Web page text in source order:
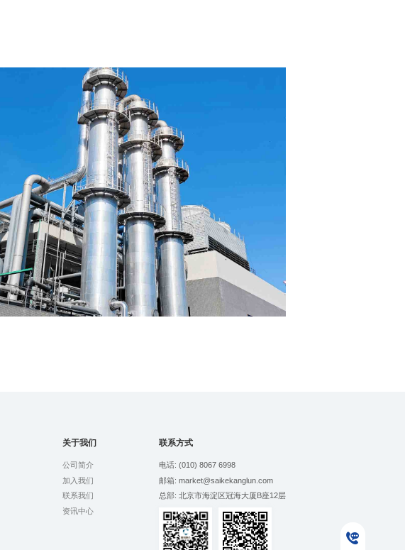

关于我们
公司简介
加入我们
联系我们
资讯中心
联系方式
电话: (010) 8067 6998
邮箱: market@saikekanglun.com
总部: 北京市海淀区冠海大厦B座12层